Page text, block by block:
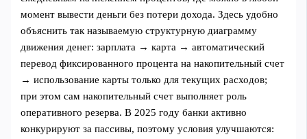
момент вывести деньги без потери дохода. Здесь удобно
объяснить так называемую структурную диаграмму
движения денег: зарплата → карта → автоматический
перевод фиксированного процента на накопительный счет
→ использование карты только для текущих расходов;
при этом сам накопительный счет выполняет роль
оперативного резерва. В 2025 году банки активно
конкурируют за пассивы, поэтому условия улучшаются: